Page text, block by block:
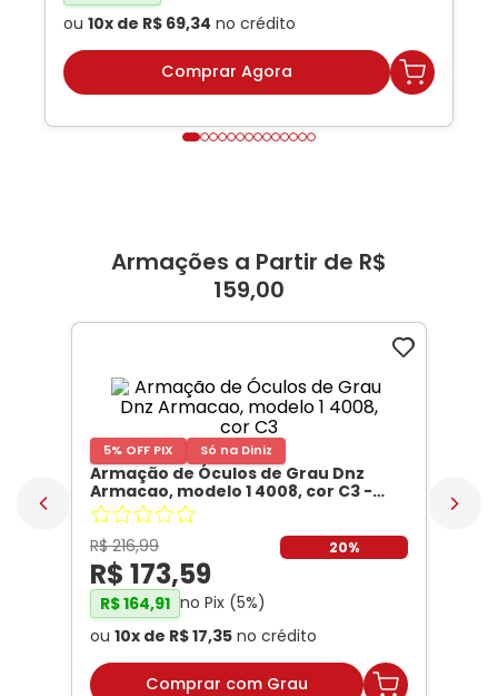
ou 10x de R$ 69,34 no crédito
Comprar Agora
Armações a Partir de R$
159,00
5% OFF PIX Só na Diniz
Armação de Óculos de Grau Dnz
Armacao, modelo 1 4008, cor C3 -
DNZ
R$ 216,99 20%
R$ 173,59
R$164,91 no Pix (5%)
ou 10x de R$17,35 no crédito
Comprar com Grau